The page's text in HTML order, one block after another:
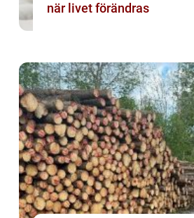
när livet förändras